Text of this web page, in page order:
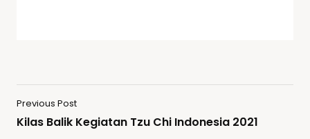
Previous Post
Kilas Balik Kegiatan Tzu Chi Indonesia 2021